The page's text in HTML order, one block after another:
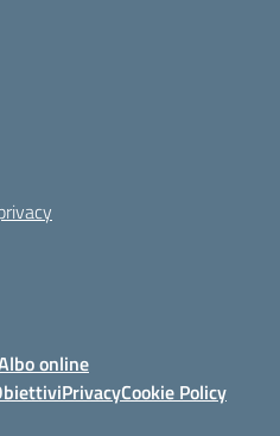
online
PrivacyCookie Policy